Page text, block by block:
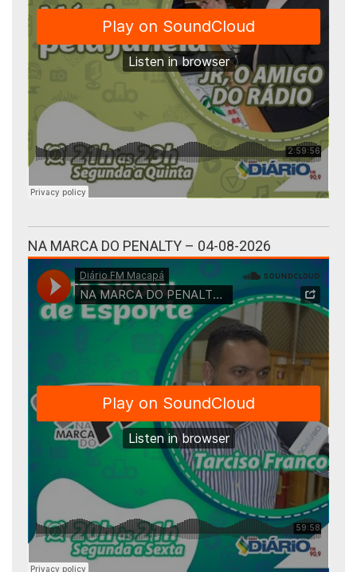
NA MARCA DO PENALTY – 04-08-2026